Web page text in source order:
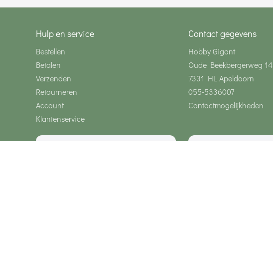
Hulp en service
Bestellen
Betalen
Verzenden
Retourneren
Account
Klantenservice
Contact gegevens
Hobby Gigant
Oude Beekbergerweg 14
7331 HL Apeldoorn
055-5336007
Contactmogelijkheden